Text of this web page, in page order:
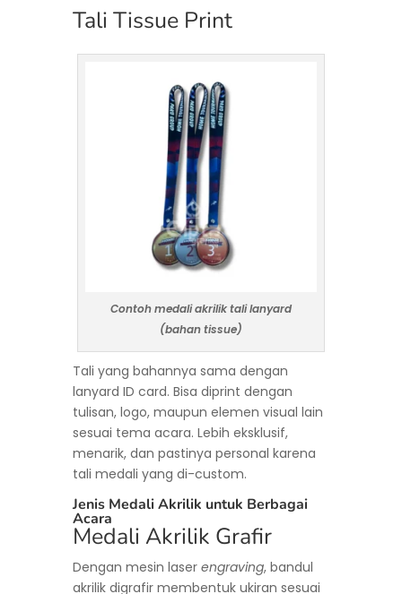
Tali Tissue Print
Contoh medali akrilik tali lanyard
(bahan tissue)
Tali yang bahannya sama dengan
lanyard ID card. Bisa diprint dengan
tulisan, logo, maupun elemen visual lain
sesuai tema acara. Lebih eksklusif,
menarik, dan pastinya personal karena
tali medali yang di-custom.
Jenis Medali Akrilik untuk Berbagai
Acara
Medali Akrilik Grafir
Dengan mesin laser engraving, bandul
akrilik digrafir membentuk ukiran sesuai